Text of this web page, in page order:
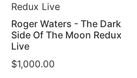
Roger Waters - The Dark
Side Of The Moon Redux
Live
$1,000.00